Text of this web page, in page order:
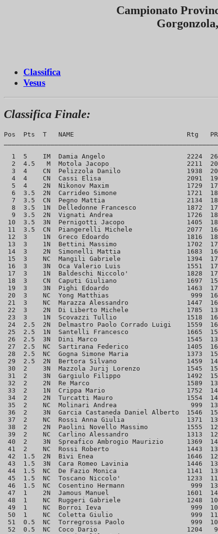
Campionato
Classifica
Vesus
Classifica Finale:
Pos  Pts  T   NAME                             Rtg
1  5    IM  Damia Angelo                     2224
2  4.5   M  Motola Jacopo                    2211
3  4    CN  Pelizzola Danilo                 1938
4  4    CN  Cassi Elisa                      2091
5  4    2N  Nikonov Maxim                    1729
6  3.5  2N  Carrideo Simone                  1721
7  3.5  CN  Pegno Mattia                     2134
8  3.5  1N  Delledonne Francesco             1872
9  3.5  2N  Vignati Andrea                   1726
10  3.5  3N  Pernigotti Jacopo                1405
11  3.5  CN  Piangerelli Michele              2077
12  3    1N  Greco Edoardo                    1816
13  3    1N  Bettini Massimo                  1702
14  3    2N  Simonelli Mattia                 1683
15  3    NC  Mangili Gabriele                 1394
16  3    3N  Oca Valerio Luis                 1551
17  3    1N  Baldeschi Niccolo'               1828
18  3    CN  Caputi Giuliano                  1697
19  3    3N  Pighi Edoardo                    1463
20  3    NC  Yong Matthias                     999
21  3    NC  Marazza Alessandro               1447
22  3    2N  Di Liberto Michele               1785
23  3    1N  Scovazzi Tullio                  1518
24  2.5  2N  Delmastro Paolo Corrado Luigi    1559
25  2.5  1N  Santelli Francesco               1665
26  2.5  3N  Dini Marco                       1545
27  2.5  NC  Sartirana Federico               1405
28  2.5  NC  Gogna Simone Maria               1373
29  2.5  2N  Bertora Silvano                  1459
30  2    3N  Mazzola Jurij Lorenzo            1545
31  2    3N  Gargiulo Filippo                 1492
32  2    2N  Re Marco                         1589
33  2    1N  Crippa Mario                     1752
34  2    2N  Turcatti Mauro                   1554
35  2    NC  Molinari Andrea                   999
36  2    3N  Garcia Castaneda Daniel Alberto  1546
37  2    NC  Rossi Anna Giulia                1371
38  2    2N  Paolini Novello Massimo          1555
39  2    NC  Carlino Alessandro               1313
40  2    3N  Spreafico Ambrogio Maurizio      1369
41  2    NC  Rossi Roberto                    1443
42  1.5  2N  Bivi Enea                        1646
43  1.5  3N  Cara Romeo Lavinia               1446
44  1.5  NC  De Fazio Monica                  1141
45  1.5  NC  Toscano Niccolo'                 1233
46  1.5  NC  Cosentino Hermann                 999
47  1    2N  Jamous Manuel                    1601
48  1    NC  Ruggeri Gabriele                 1248
49  1    NC  Borroi Ieva                       999
50  1    NC  Coletta Giulio                    999
51  0.5  NC  Torregrossa Paolo                 999
52  0.5  NC  Coco Dario                       1204